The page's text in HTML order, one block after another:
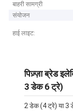
बाहरी सामग्री
संयोजन
हाई लाइट:
पिज़्ज़ा ब्रेड
3 डेक 6 ट्रे)
2 डेक (4 ट्रे) या 3